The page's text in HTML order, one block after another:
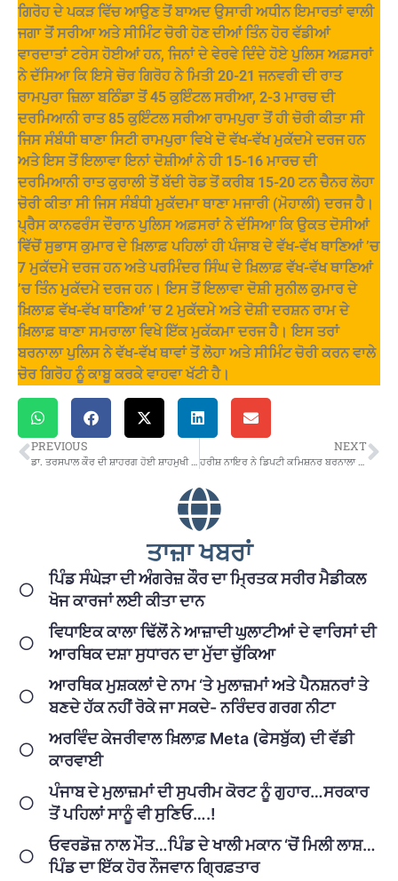
ਗਿਰੋਹ ਦੇ ਪਕੜ ਵਿੱਚ ਆਉਣ ਤੋਂ ਬਾਅਦ ਉਸਾਰੀ ਅਧੀਨ ਇਮਾਰਤਾਂ ਵਾਲੀ
ਜਗਾ ਤੋਂ ਸਰੀਆ ਅਤੇ ਸੀਮਿੰਟ ਚੋਰੀ ਹੋਣ ਦੀਆਂ ਤਿੰਨ ਹੋਰ ਵੱਡੀਆਂ
ਵਾਰਦਾਤਾਂ ਟਰੇਸ ਹੋਈਆਂ ਹਨ, ਜਿਨਾਂ ਦੇ ਵੇਰਵੇ ਦਿੰਦੇ ਹੋਏ ਪੁਲਿਸ ਅਫ਼ਸਰਾਂ
ਨੇ ਦੱਸਿਆ ਕਿ ਇਸੇ ਚੋਰ ਗਿਰੋਹ ਨੇ ਮਿਤੀ 20-21 ਜਨਵਰੀ ਦੀ ਰਾਤ
ਰਾਮਪੁਰਾ ਜ਼ਿਲਾ ਬਠਿੰਡਾ ਤੋਂ 45 ਕੁਇੰਟਲ ਸਰੀਆ, 2-3 ਮਾਰਚ ਦੀ
ਦਰਮਿਆਨੀ ਰਾਤ 85 ਕੁਇੰਟਲ ਸਰੀਆ ਰਾਮਪੁਰਾ ਤੋਂ ਹੀ ਚੋਰੀ ਕੀਤਾ ਸੀ
ਜਿਸ ਸੰਬੰਧੀ ਥਾਣਾ ਸਿਟੀ ਰਾਮਪੁਰਾ ਵਿਖੇ ਦੋ ਵੱਖ-ਵੱਖ ਮੁਕੱਦਮੇ ਦਰਜ ਹਨ
ਅਤੇ ਇਸ ਤੋਂ ਇਲਾਵਾ ਇਨਾਂ ਦੋਸ਼ੀਆਂ ਨੇ ਹੀ 15-16 ਮਾਰਚ ਦੀ
ਦਰਮਿਆਨੀ ਰਾਤ ਕੁਰਾਲੀ ਤੋਂ ਬੱਦੀ ਰੋਡ ਤੋਂ ਕਰੀਬ 15-20 ਟਨ ਚੈਨਰ ਲੋਹਾ
ਚੋਰੀ ਕੀਤਾ ਸੀ ਜਿਸ ਸੰਬੰਧੀ ਮੁਕੱਦਮਾ ਥਾਣਾ ਮਜਾਰੀ (ਮੋਹਾਲੀ) ਦਰਜ ਹੈ।
ਪ੍ਰੈਸ ਕਾਨਫਰੰਸ ਦੌਰਾਨ ਪੁਲਿਸ ਅਫ਼ਸਰਾਂ ਨੇ ਦੱਸਿਆ ਕਿ ਉਕਤ ਦੋਸੀਆਂ
ਵਿੱਚੋਂ ਸੁਭਾਸ ਕੁਮਾਰ ਦੇ ਖ਼ਿਲਾਫ਼ ਪਹਿਲਾਂ ਹੀ ਪੰਜਾਬ ਦੇ ਵੱਖ-ਵੱਖ ਥਾਣਿਆਂ ’ਚ
7 ਮੁਕੱਦਮੇ ਦਰਜ ਹਨ ਅਤੇ ਪਰਮਿੰਦਰ ਸਿੰਘ ਦੇ ਖ਼ਿਲਾਫ਼ ਵੱਖ-ਵੱਖ ਥਾਣਿਆਂ
’ਚ ਤਿੰਨ ਮੁਕੱਦਮੇ ਦਰਜ ਹਨ। ਇਸ ਤੋਂ ਇਲਾਵਾ ਦੋਸ਼ੀ ਸੁਨੀਲ ਕੁਮਾਰ ਦੇ
ਖ਼ਿਲਾਫ਼ ਵੱਖ-ਵੱਖ ਥਾਣਿਆਂ ’ਚ 2 ਮੁਕੱਦਮੇ ਅਤੇ ਦੋਸ਼ੀ ਦਰਸ਼ਨ ਰਾਮ ਦੇ
ਖ਼ਿਲਾਫ਼ ਥਾਣਾ ਸਮਰਾਲਾ ਵਿਖੇ ਇੱਕ ਮੁਕੱਕਮਾ ਦਰਜ ਹੈ। ਇਸ ਤਰਾਂ
ਬਰਨਾਲਾ ਪੁਲਿਸ ਨੇ ਵੱਖ-ਵੱਖ ਥਾਵਾਂ ਤੋਂ ਲੋਹਾ ਅਤੇ ਸੀਮਿੰਟ ਚੋਰੀ ਕਰਨ ਵਾਲੇ
ਚੋਰ ਗਿਰੋਹ ਨੂੰ ਕਾਬੂ ਕਰਕੇ ਵਾਹਵਾ ਖੱਟੀ ਹੈ।
PREVIOUS NEXT
ਤਾਜ਼ਾ ਖਬਰਾਂ
ਪਿੰਡ ਸੰਘੇੜਾ ਦੀ ਅੰਗਰੇਜ਼ ਕੌਰ ਦਾ ਮ੍ਰਿਤਕ ਸਰੀਰ ਮੈਡੀਕਲ
ਖੋਜ ਕਾਰਜਾਂ ਲਈ ਕੀਤਾ ਦਾਨ
ਵਿਧਾਇਕ ਕਾਲਾ ਢਿੱਲੋਂ ਨੇ ਆਜ਼ਾਦੀ ਘੁਲਾਟੀਆਂ ਦੇ ਵਾਰਿਸਾਂ ਦੀ
ਆਰਥਿਕ ਦਸ਼ਾ ਸੁਧਾਰਨ ਦਾ ਮੁੱਦਾ ਚੁੱਕਿਆ
ਆਰਥਿਕ ਮੁਸ਼ਕਲਾਂ ਦੇ ਨਾਮ ‘ਤੇ ਮੁਲਾਜ਼ਮਾਂ ਅਤੇ ਪੈਨਸ਼ਨਰਾਂ ਤੇ
ਬਣਦੇ ਹੱਕ ਨਹੀਂ ਰੋਕੇ ਜਾ ਸਕਦੇ- ਨਰਿੰਦਰ ਗਰਗ ਨੀਟਾ
ਅਰਵਿੰਦ ਕੇਜਰੀਵਾਲ ਖ਼ਿਲਾਫ਼ Meta (ਫੇਸਬੁੱਕ) ਦੀ ਵੱਡੀ
ਕਾਰਵਾਈ
ਪੰਜਾਬ ਦੇ ਮੁਲਾਜ਼ਮਾਂ ਦੀ ਸੁਪਰੀਮ ਕੋਰਟ ਨੂੰ ਗੁਹਾਰ…ਸਰਕਾਰ
ਤੋਂ ਪਹਿਲਾਂ ਸਾਨੂੰ ਵੀ ਸੁਣਿਓ….!
ਓਵਰਡੋਜ਼ ਨਾਲ ਮੌਤ…ਪਿੰਡ ਦੇ ਖਾਲੀ ਮਕਾਨ ‘ਚੋਂ ਮਿਲੀ ਲਾਸ਼…
ਪਿੰਡ ਦਾ ਇੱਕ ਹੋਰ ਨੌਜਵਾਨ ਗ੍ਰਿਫ਼ਤਾਰ